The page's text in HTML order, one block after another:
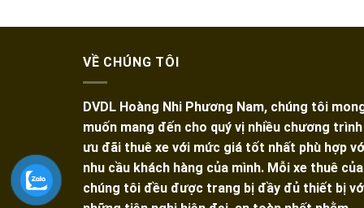
VỀ CHÚNG TÔI
DVDL Hoàng Nhi Phương Nam, chúng tôi
muốn mang đến cho quý vị nhiều chương trình
ưu đãi thuê xe với mức giá tốt nhất phù hợp
nhu cầu khách hàng của mình. Mỗi xe thuê của
chúng tôi đều được trang bị đầy đủ thiết bị